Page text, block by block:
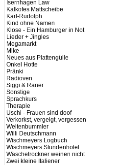
Isernhagen Law
Kalkofes Mattscheibe
Karl-Rudolph
Kind ohne Namen
Klose - Ein Hamburger in Not
Lieder + Jingles
Megamarkt
Mike
Neues aus Plattengülle
Onkel Hotte
Pränki
Radioven
Siggi & Raner
Sonstige
Sprachkurs
Therapie
Uschi - Frauen sind doof
Verkorkst, vergeigt, vergessen
Weltenbummler
Willi Deutschmann
Wischmeyers Logbuch
Wischmeyers Stundenhotel
Wäschetrockner weinen nicht
Zwei kleine Italiener